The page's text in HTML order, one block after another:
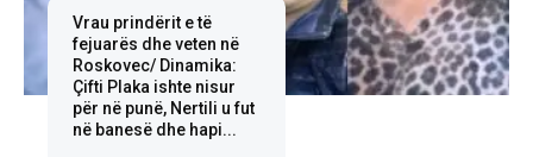
Vrau prindërit e të
fejuarës dhe veten në
Roskovec/ Dinamika:
Çifti Plaka ishte nisur
për në punë, Nertili u fut
në banesë dhe hapi...